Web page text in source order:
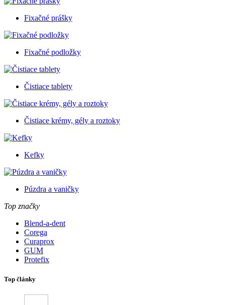
Fixačné prášky
Fixačné podložky
Čistiace tablety
Čistiace krémy, gély a roztoky
Kefky
Púzdra a vaničky
Top značky
Blend-a-dent
Corega
Curaprox
GUM
Protefix
Top články